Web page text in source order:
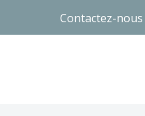
Contactez-nous